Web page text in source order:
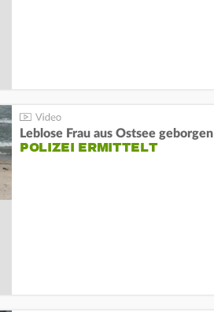
Leblose Frau aus Ostsee geborgen
POLIZEI ERMITTELT